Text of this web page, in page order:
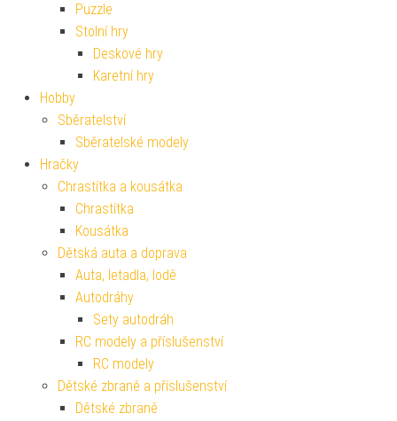
Puzzle
Stolní hry
Deskové hry
Karetní hry
Hobby
Sběratelství
Sběratelské modely
Hračky
Chrastítka a kousátka
Chrastítka
Kousátka
Dětská auta a doprava
Auta, letadla, lodě
Autodráhy
Sety autodráh
RC modely a příslušenství
RC modely
Dětské zbraně a příslušenství
Dětské zbraně